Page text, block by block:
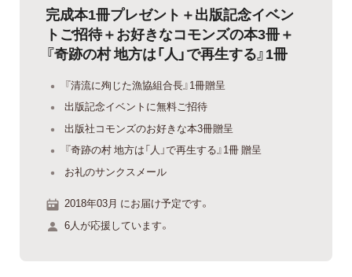
完成本1冊プレゼント＋出版記念イベン
トご招待＋お好きなコモンズの本3冊＋
『奇跡の村 地方は「人」で再生する』1冊
『清流に殉じた漁協組合長』1冊贈呈
出版記念イベントに無料ご招待
出版社コモンズのお好きな本3冊贈呈
『奇跡の村 地方は「人」で再生する』1冊 贈呈
お礼のサンクスメール
2018年03月 にお届け予定です。
6人が応援しています。